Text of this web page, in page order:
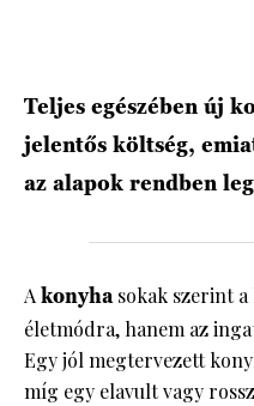
Teljes egészében új
jelentős költség,
az alapok rendben
Akonyhasokak szerint a
életmódra, hanem az
Egy jól megtervezett
míg egy elavult vagy